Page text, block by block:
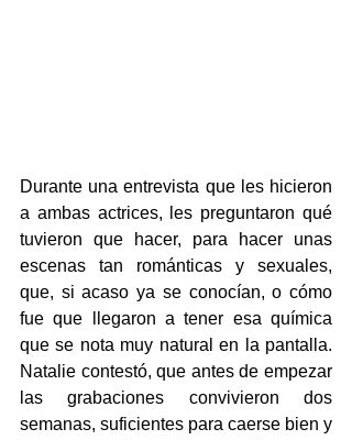
Durante una entrevista que les hicieron
a ambas actrices, les preguntaron qué
tuvieron que hacer, para hacer unas
escenas tan románticas y sexuales,
que, si acaso ya se conocían, o cómo
fue que llegaron a tener esa química
que se nota muy natural en la pantalla.
Natalie contestó, que antes de empezar
las grabaciones convivieron dos
semanas, suficientes para caerse bien y